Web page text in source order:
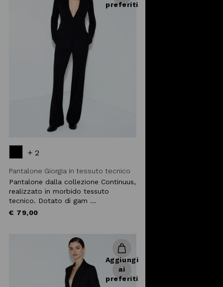
preferiti
+ 2
Pantalone Giorgia in tessuto tecnico
Pantalone dalla collezione Continuus,
realizzato in morbido tessuto
tecnico. Dotato di gam ...
€ 79,00
Aggiungi
ai
preferiti